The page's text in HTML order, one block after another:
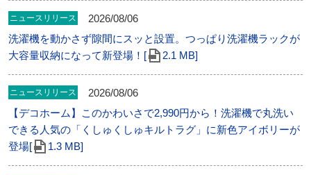
ニュースリリース
2026/08/06
洗濯機を動かさず隙間にスッと設置。つっぱり洗濯機ラックが
大容量収納になって新登場！[
2.1 MB]
ニュースリリース
2026/08/06
【デコホーム】このかわいさで2,990円から！洗濯機で丸洗い
できる人気の「くしゅくしゅキルトラグ」に新色アイボリーが
登場[
1.3 MB]